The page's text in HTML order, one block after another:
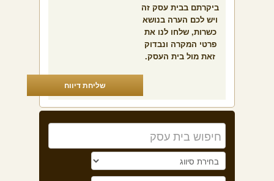
ביקרתם בבית עסק זה
ויש לכם הערה בנושא
כשרות, שלחו לנו את
פרטי המקרה ונבדוק
זאת מול בית העסק.
שליחת דיווח